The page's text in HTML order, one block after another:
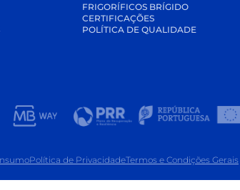
FRIGORÍFICOS BRÍGIDO
CERTIFICAÇÕES
POLÍTICA DE QUALIDADE
Política de PrivacidadeTermos e Condições Gerais